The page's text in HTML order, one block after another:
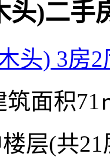
头)二手
头) 3房2
筑面积
层(共